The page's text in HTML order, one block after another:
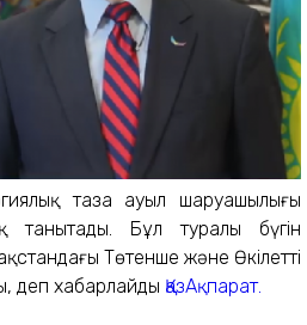
таза ауыл шаруашылығы
танытады. Бұл туралы бүгін
Төтенше және Өкілетті
деп хабарлайды ҚазАқпарат.